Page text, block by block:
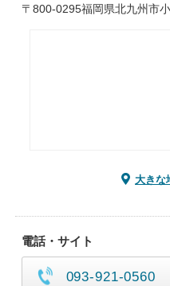
〒800-0295福岡県北九州市
大きな
電話・サイト
093-921-0560